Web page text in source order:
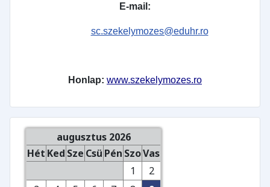
E-mail:
sc.szekelymozes@eduhr.ro
Honlap: www.szekelymozes.ro
augusztus 2026
Hét Ked Sze Csü Pén SzoVas
1
2